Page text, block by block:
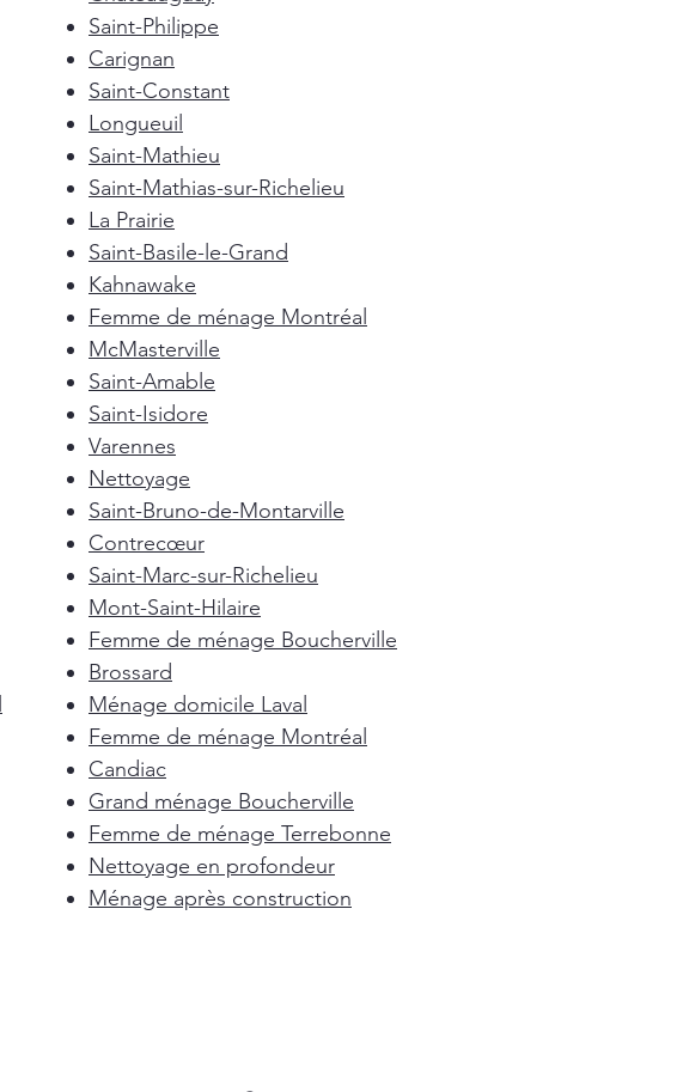
Saint-Philippe
Carignan
Saint-Constant
Longueuil
Saint-Mathieu
Saint-Mathias-sur-Richelieu
La Prairie
Saint-Basile-le-Grand
Kahnawake
Femme de ménage Montréal
McMasterville
Saint-Amable
Saint-Isidore
Varennes
Nettoyage
Saint-Bruno-de-Montarville
Contrecœur
Saint-Marc-sur-Richelieu
Mont-Saint-Hilaire
Femme de ménage Boucherville
Brossard
Ménage domicile Laval
Femme de ménage Montréal
Candiac
Grand ménage Boucherville
Femme de ménage Terrebonne
Nettoyage en profondeur
Ménage après construction